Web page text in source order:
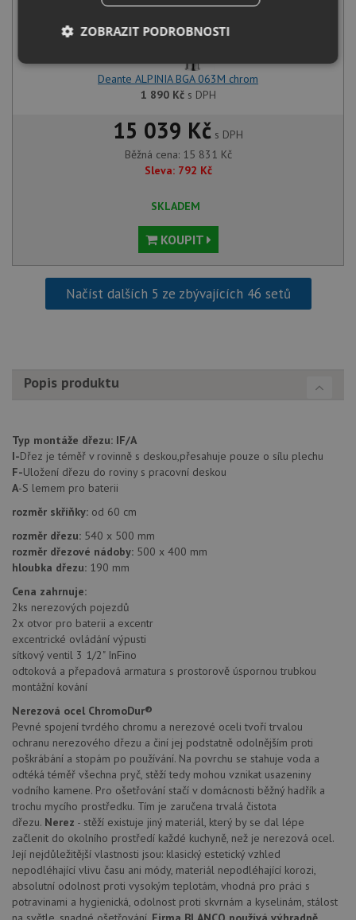
Deante ALPINIA BGA 063M chrom
1 890 Kčs DPH
15 039 Kč s DPH
Běžná cena: 15 831 Kč
Sleva: 792 Kč
SKLADEM
KOUPIT
Načíst dalších 5 ze zbývajících 46 setů
Popis produktu
Typ montáže dřezu: IF/A
I-Dřez je téměř v rovinně s deskou,přesahuje pouze o sílu plechu
F-Uložení dřezu do roviny s pracovní deskou
A-S lemem pro baterii
rozměr skříňky: od 60 cm
rozměr dřezu: 540 x 500 mm
rozměr dřezové nádoby: 500 x 400 mm
hloubka dřezu: 190 mm
Cena zahrnuje:
2ks nerezových pojezdů
2x otvor pro baterii a excentr
excentrické ovládání výpusti
sítkový ventil 3 1/2" InFino
odtoková a přepadová armatura s prostorově úspornou trubkou
montážní kování
Nerezová ocel ChromoDur®
Pevné spojení tvrdého chromu a nerezové oceli tvoří trvalou
ochranu nerezového dřezu a činí jej podstatně odolnějším proti
poškrábání a stopám po používání. Na povrchu se stahuje voda a
odtéká téměř všechna pryč, stěží tedy mohou vznikat usazeniny
vodního kamene. Pro ošetřování stačí v domácnosti běžný hadřík a
trochu mycího prostředku. Tím je zaručena trvalá čistota
dřezu. Nerez - stěží existuje jiný materiál, který by se dal lépe
začlenit do okolního prostředí každé kuchyně, než je nerezová ocel.
Její nejdůležitější vlastnosti jsou: klasický estetický vzhled
nepodléhající vlivu času ani módy, materiál nepodléhající korozi,
absolutní odolnost proti vysokým teplotám, vhodná pro práci s
potravinami a hygienická, odolnost proti skvrnám a kyselinám, stálost
ZOBRAZIT PODROBNOSTI
Nezbytně
nutné
Výkonové
soubory
Soubory
cílení
Funkční soubory
Nezařazené
Nezbytně nutné soubory
Výkonové soubory
Soubory cílení
Funkční soubory
uživatele a správa účtu. Webové stránky nelze bez
nezbytně nutných souborů cookie správně používat.
udid .drezy-baterie.cz
4 týdny 2
dny
AWSALBCORS
.drezy-baterie.cz
4 týdny 2
dny
relace.
zásadách ochrany soukromí společnosti Google